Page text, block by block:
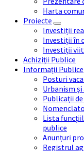
Harta
Proiecte
Investiții
Investiții în
Investiții
Achiziții Publice
Informații Publice
Posturi
Urbanism
Publicații
Lista
publice
Anunțuri
Registrul